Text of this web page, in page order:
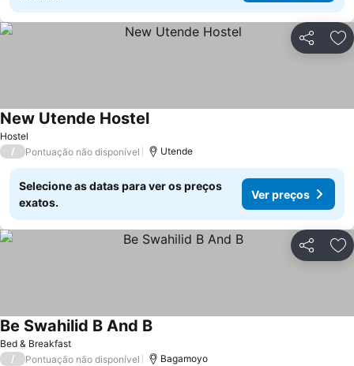
Partilhar
Hostel
New Utende HostelVer preços
/ Pontuação não disponível Utende
Selecione as datas para ver os preços
exatos.
Ver preços
Partilhar
Bed & Breakfast
Be Swahilid B And BVer preços
/ Pontuação não disponível Bagamoyo